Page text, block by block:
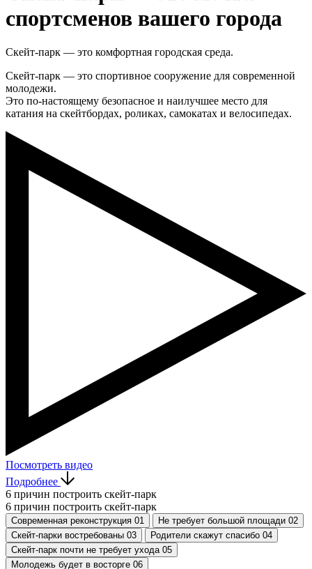
спортсменов вашего города
Скейт-парк — это комфортная городская среда.
Скейт-парк — это спортивное сооружение для современной
молодежи.
Это по-настоящему безопасное и наилучшее место для
катания на скейтбордах, роликах, самокатах и велосипедах.
Посмотреть видео
Подробнее
6 причин построить скейт-парк
6 причин построить скейт-парк
Современная реконструкция 01 Не требует большой площади 02
Скейт-парки востребованы 03 Родители скажут спасибо 04
Скейт-парк почти не требует ухода 05
Молодежь будет в восторге 06